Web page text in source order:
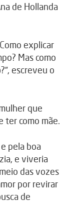
de Hollanda
explicar
Mas como
escreveu o
que
ter como mãe.
pela boa
e viveria
das vozes
por revirar
de